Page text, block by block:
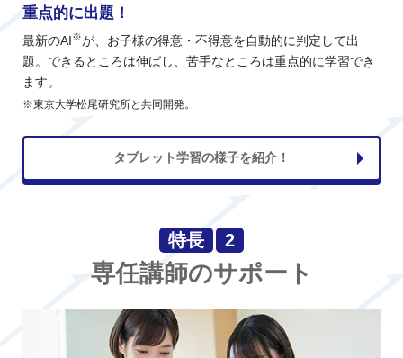
重点的に出題！
最新のAI※が、お子様の得意・不得意を自動的に判定して出
題。できるところは伸ばし、苦手なところは重点的に学習でき
ます。
※東京大学松尾研究所と共同開発。
タブレット学習の様子を紹介！
特長 2
専任講師のサポート